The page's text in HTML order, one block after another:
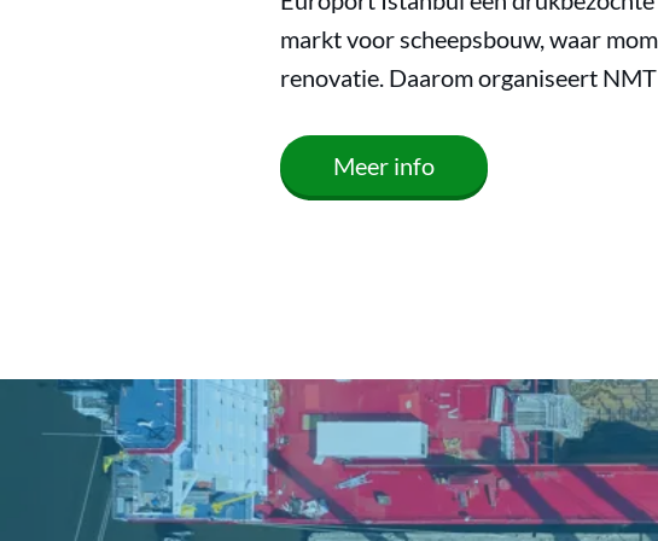
markt voor scheepsbouw, waar
renovatie. Daarom organiseert
Meer info